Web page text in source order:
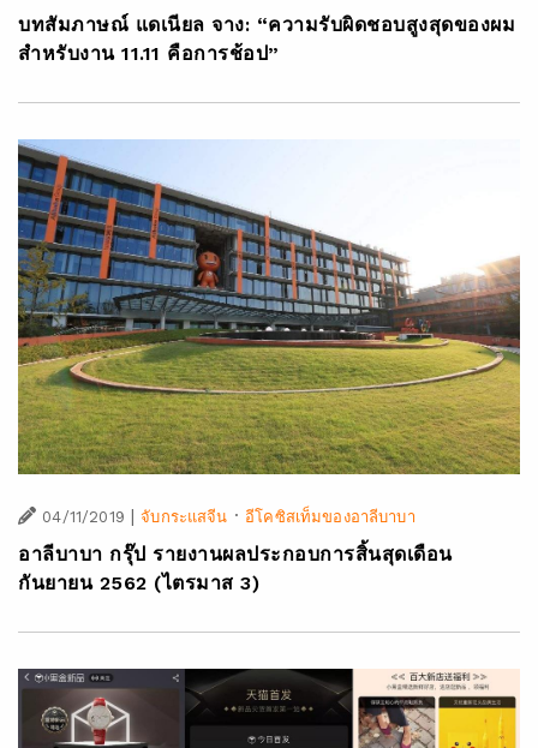
บทสัมภาษณ์ แดเนียล จาง: “ความรับผิดชอบสูงสุดของผม
สำหรับงาน 11.11 คือการช้อป”
04/11/2019 | จับกระแสจีน · อีโคซิสเท็มของอาลีบาบา
อาลีบาบา กรุ๊ป รายงานผลประกอบการสิ้นสุดเดือน
กันยายน 2562 (ไตรมาส 3)